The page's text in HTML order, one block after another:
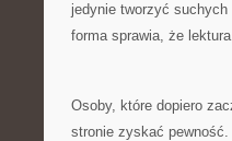
jedynie tworzyć
forma sprawia, że
Osoby, które dopiero
stronie zyskać